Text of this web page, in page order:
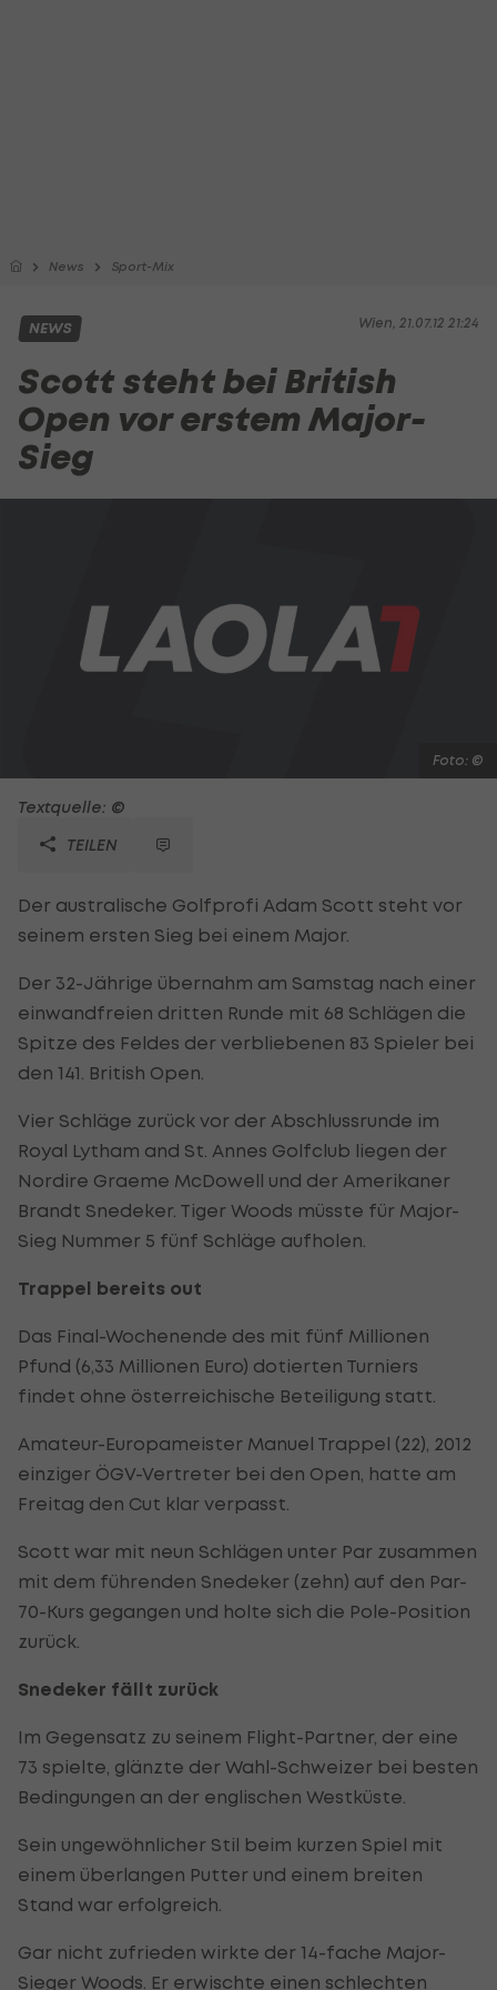
News Sport-Mix
Wien, 21.07.12 21:24
NEWS
Scott steht bei British
Open vor erstem Major-
Sieg
Foto: ©
Textquelle: ©
TEILEN
Der australische Golfprofi Adam Scott steht vor
seinem ersten Sieg bei einem Major.
Der 32-Jährige übernahm am Samstag nach einer
einwandfreien dritten Runde mit 68 Schlägen die
Spitze des Feldes der verbliebenen 83 Spieler bei
den 141. British Open.
Vier Schläge zurück vor der Abschlussrunde im
Royal Lytham and St. Annes Golfclub liegen der
Nordire Graeme McDowell und der Amerikaner
Brandt Snedeker. Tiger Woods müsste für Major-
Sieg Nummer 5 fünf Schläge aufholen.
Trappel bereits out
Das Final-Wochenende des mit fünf Millionen
Pfund (6,33 Millionen Euro) dotierten Turniers
findet ohne österreichische Beteiligung statt.
Amateur-Europameister Manuel Trappel (22), 2012
einziger ÖGV-Vertreter bei den Open, hatte am
Freitag den Cut klar verpasst.
Scott war mit neun Schlägen unter Par zusammen
mit dem führenden Snedeker (zehn) auf den Par-
70-Kurs gegangen und holte sich die Pole-Position
zurück.
Snedeker fällt zurück
Im Gegensatz zu seinem Flight-Partner, der eine
73 spielte, glänzte der Wahl-Schweizer bei besten
Bedingungen an der englischen Westküste.
Sein ungewöhnlicher Stil beim kurzen Spiel mit
einem überlangen Putter und einem breiten
Stand war erfolgreich.
Gar nicht zufrieden wirkte der 14-fache Major-
Sieger Woods. Er erwischte einen schlechten